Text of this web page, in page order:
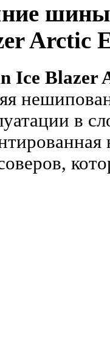
шины
Arctic
Ice Blazer
в